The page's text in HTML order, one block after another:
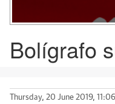
Bolígrafo
Thursday, 20 June 2019, 11:06